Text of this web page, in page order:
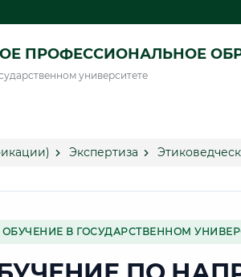
ПРОФЕССИОНАЛЬНОЕ
университете
Экспертиза
В ГОСУДАРСТВЕННОМ